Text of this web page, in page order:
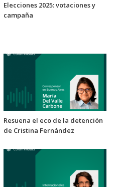
Elecciones 2025: votaciones y
campaña
Resuena el eco de la detención
de Cristina Fernández